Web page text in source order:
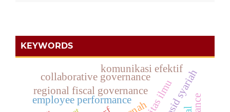
KEYWORDS
employee performance
regional fiscal governance
collaborative governance
komunikasi efektif